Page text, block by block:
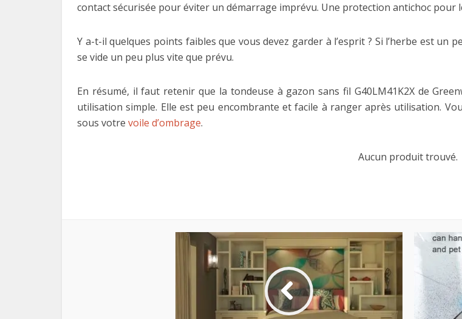
contact sécurisée pour éviter un démarrage imprévu. Une protection antichoc pour
Y a-t-il quelques points faibles que vous devez garder à l’esprit ? Si l’herbe est
se vide un peu plus vite que prévu.
En résumé, il faut retenir que la tondeuse à gazon sans fil G40LM41K2X de
utilisation simple. Elle est peu encombrante et facile à ranger après utilisation.
sous votre voile d’ombrage.
Aucun produit trouvé.